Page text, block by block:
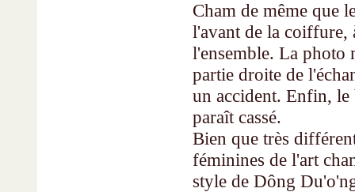
Cham de même que
l'avant de la coiffure,
l'ensemble. La photo
partie droite de
un accident. Enfin,
paraît cassé.
Bien que très
féminines de l'art
style de Dông